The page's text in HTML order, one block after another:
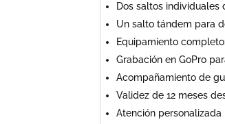
Dos saltos individuales
Un salto tándem para
Equipamiento
Grabación en GoPro
Acompañamiento de
Validez de 12 meses
Atención